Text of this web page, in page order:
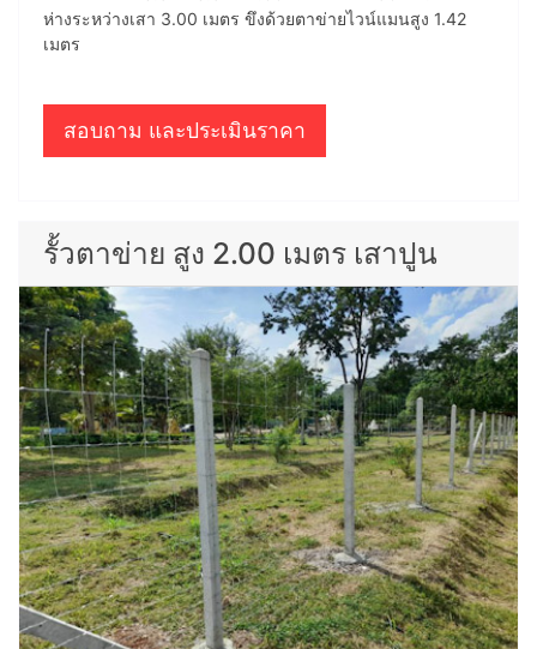
ห่างระหว่างเสา 3.00 เมตร ขึงด้วยตาข่ายไวน์แมนสูง 1.42
เมตร
สอบถาม และประเมินราคา
รั้วตาข่าย สูง 2.00 เมตร เสาปูน